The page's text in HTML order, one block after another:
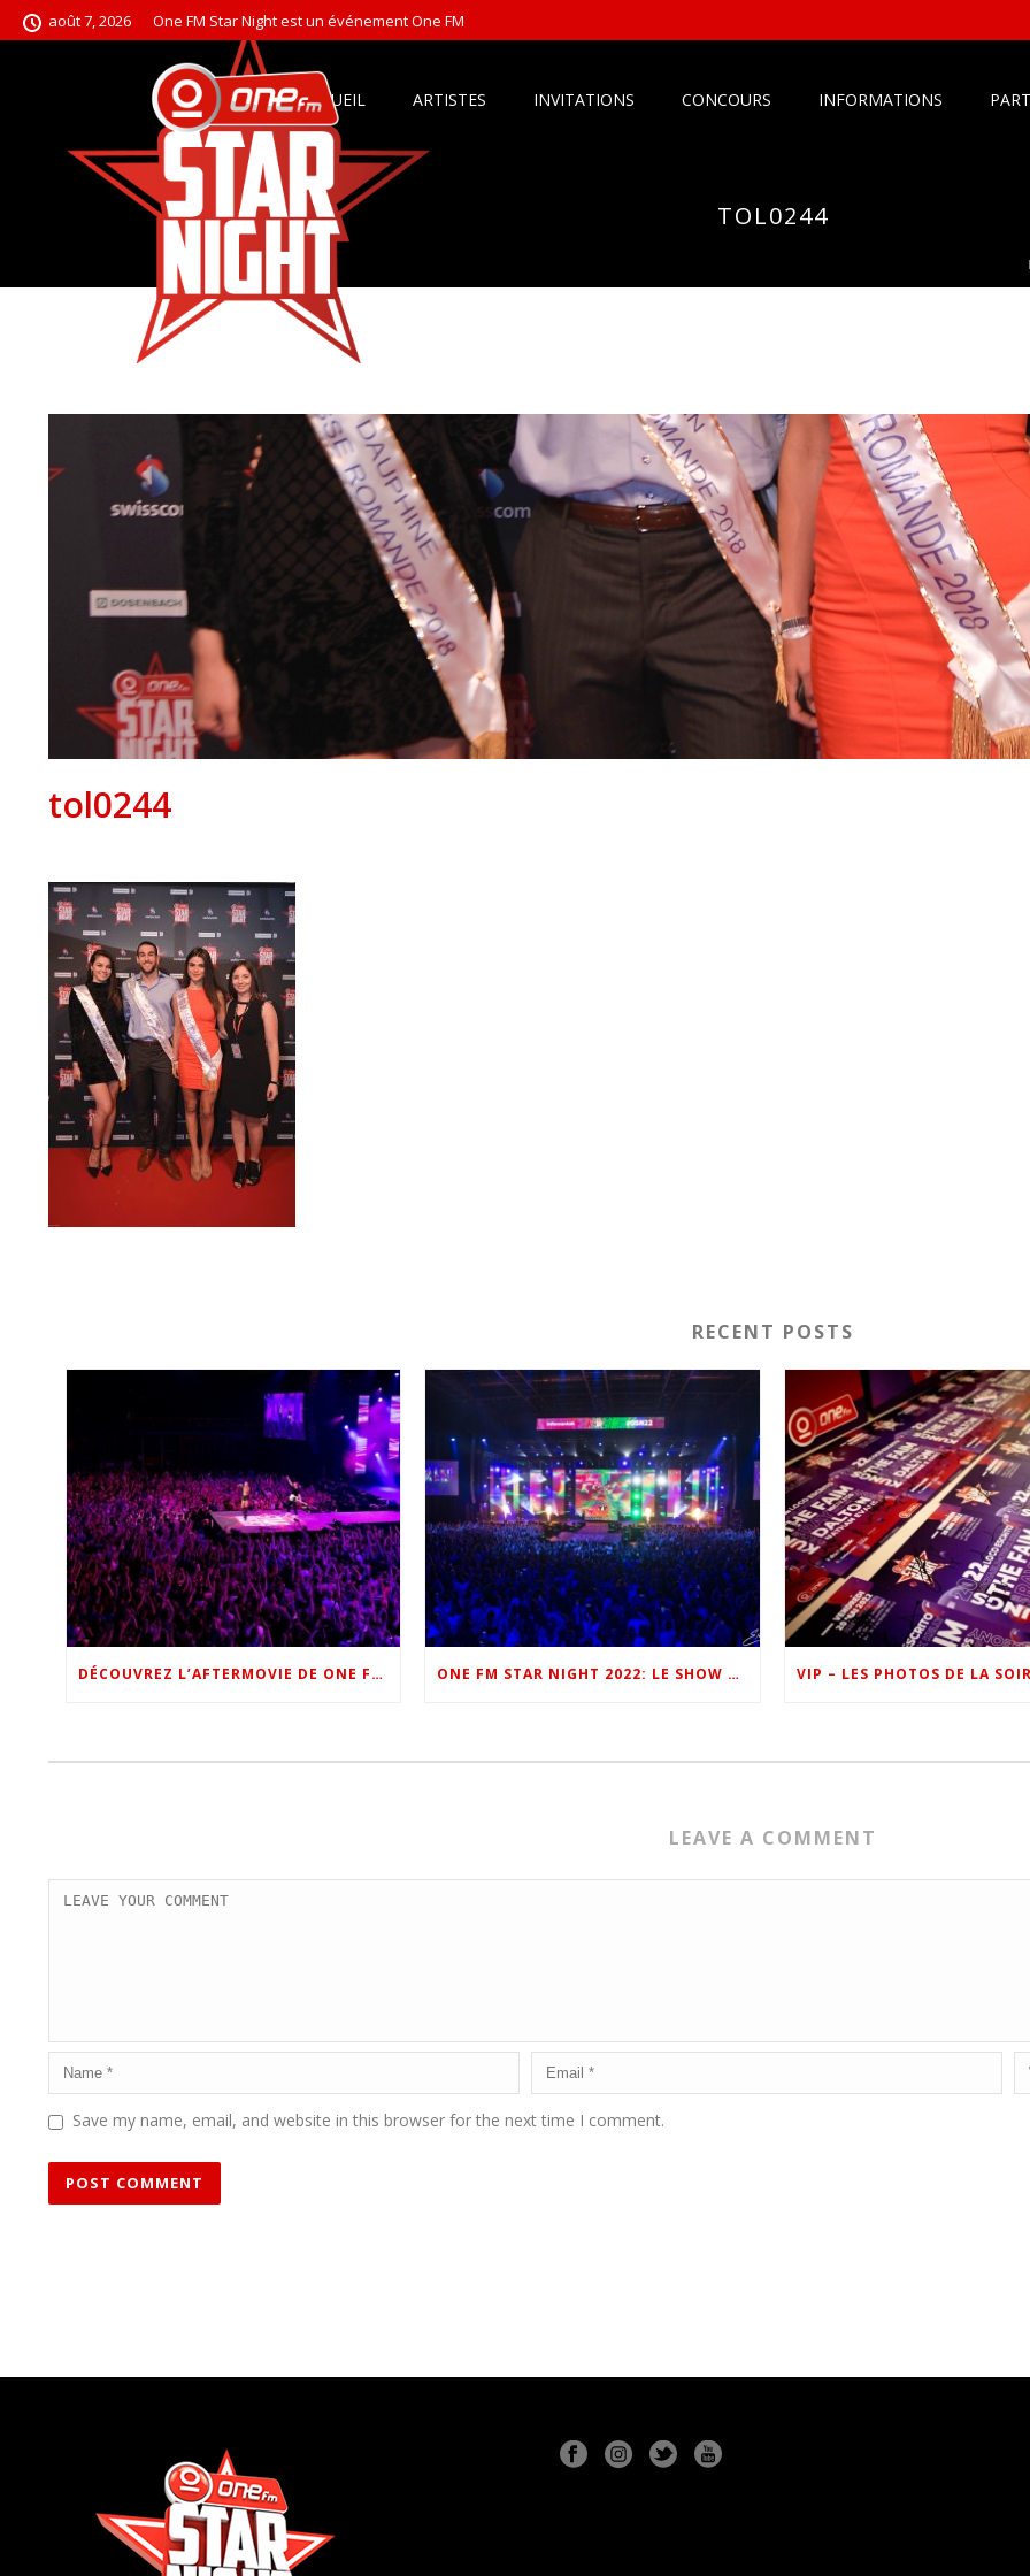
août 7, 2026 One FM Star Night est un événement One FM
ACCUEIL ARTISTES INVITATIONS CONCOURS INFORMATIONS
TOL0244
tol0244
RECENT POSTS
DÉCOUVREZ L’AFTERMOVIE DE ONE FM STAR NIGHT 2022 ! ONE FM STAR NIGHT 2022: LE SHOW EN IMAGES
LEAVE A COMMENT
Save my name, email, and website in this browser for the next time I comment.